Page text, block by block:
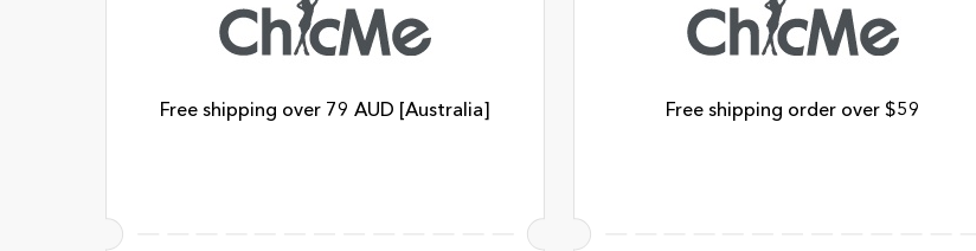
Free shipping over 79 AUD [Australia] Free shipping order over $59